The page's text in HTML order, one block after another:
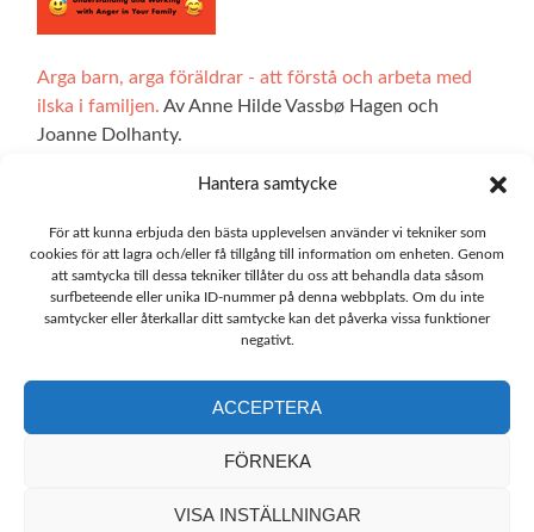
Hantera samtycke
För att kunna erbjuda den bästa upplevelsen använder vi tekniker som
cookies för att lagra och/eller få tillgång till information om enheten. Genom
att samtycka till dessa tekniker tillåter du oss att behandla data såsom
surfbeteende eller unika ID-nummer på denna webbplats. Om du inte
samtycker eller återkallar ditt samtycke kan det påverka vissa funktioner
negativt.
ACCEPTERA
FÖRNEKA
VISA INSTÄLLNINGAR
Arga barn, arga föräldrar - att förstå och arbeta med
ilska i familjen. Av Anne Hilde Vassbø Hagen och
Joanne Dolhanty.
Alla illustrationer på hemsidan är gjorda av Ingrid Marie
Bøhler Høvik. De interaktiva delarna av webbplatsen har
utvecklats med hjälp av teknik från Explorable, och vi är
skyldiga Ett stort tack till Oskar Blakstad.
till lokala språk har gjorts av de lokala instituten för
emotionsfokuserad terapi.